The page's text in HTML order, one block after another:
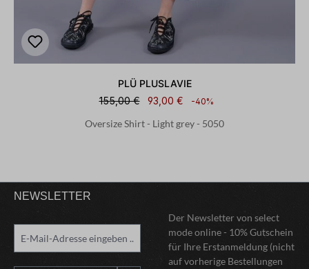
PLÜ PLUSLAVIE
155,00 €
93,00 € -40%
Oversize Shirt - Light grey - 5050
NEWSLETTER
Der Newsletter von select
mode online - 10% Gutschein
für Ihre Erstanmeldung (nicht
auf vorherige Bestellungen